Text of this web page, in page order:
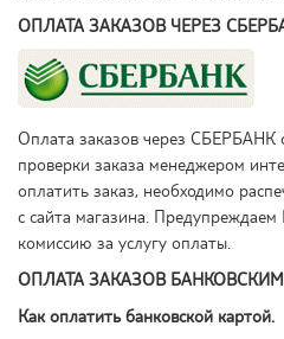
ОПЛАТА ЗАКАЗОВ ЧЕРЕЗ
Оплата заказов через СБЕРБАНК
проверки заказа менеджером
оплатить заказ, необходимо
с сайта магазина.
комиссию за услугу оплаты.
ОПЛАТА ЗАКАЗОВ
Как оплатить банковской картой.